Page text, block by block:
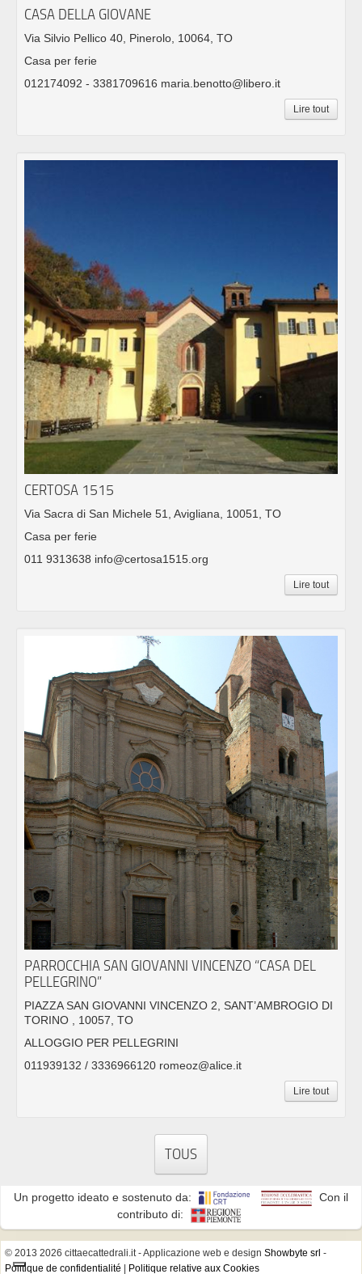
CASA DELLA GIOVANE
Via Silvio Pellico 40, Pinerolo, 10064, TO
Casa per ferie
012174092 - 3381709616 maria.benotto@libero.it
Lire tout
CERTOSA 1515
Via Sacra di San Michele 51, Avigliana, 10051, TO
Casa per ferie
011 9313638 info@certosa1515.org
Lire tout
PARROCCHIA SAN GIOVANNI VINCENZO “CASA DEL
PELLEGRINO”
PIAZZA SAN GIOVANNI VINCENZO 2, SANT’AMBROGIO DI
TORINO , 10057, TO
ALLOGGIO PER PELLEGRINI
011939132 / 3336966120 romeoz@alice.it
Lire tout
TOUS
Un progetto ideato e sostenuto da:
Con il
contributo di:
© 2013 2026 cittaecattedrali.it- Applicazione web e design Showbyte srl -
Politique de confidentialité | Politique relative aux Cookies